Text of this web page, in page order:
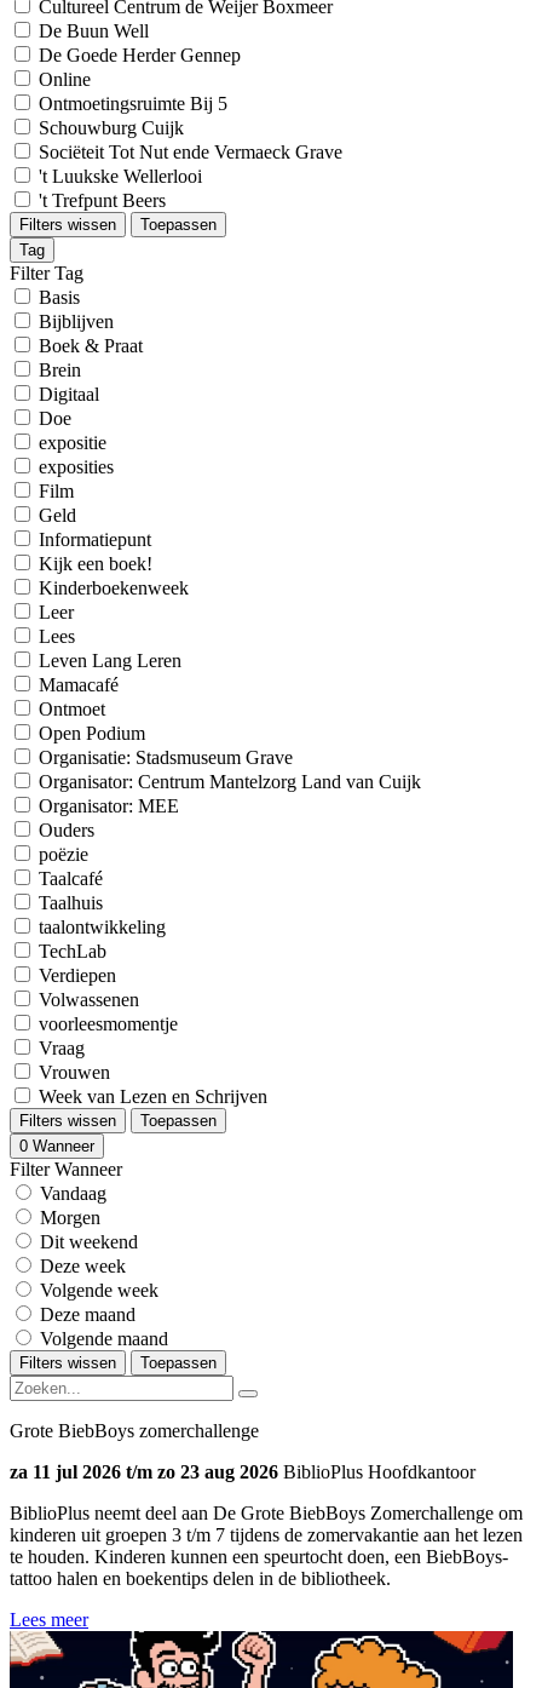
Cultureel Centrum de Weijer Boxmeer
De Buun Well
De Goede Herder Gennep
Online
Ontmoetingsruimte Bij 5
Schouwburg Cuijk
Sociëteit Tot Nut ende Vermaeck Grave
't Luukske Wellerlooi
't Trefpunt Beers
Filters wissen
Toepassen
Tag
Filter Tag
Basis
Bijblijven
Boek & Praat
Brein
Digitaal
Doe
expositie
exposities
Film
Geld
Informatiepunt
Kijk een boek!
Kinderboekenweek
Leer
Lees
Leven Lang Leren
Mamacafé
Ontmoet
Open Podium
Organisatie: Stadsmuseum Grave
Organisator: Centrum Mantelzorg Land van Cuijk
Organisator: MEE
Ouders
poëzie
Taalcafé
Taalhuis
taalontwikkeling
TechLab
Verdiepen
Volwassenen
voorleesmomentje
Vraag
Vrouwen
Week van Lezen en Schrijven
Filters wissen
Toepassen
0 Wanneer
Filter Wanneer
Vandaag
Morgen
Dit weekend
Deze week
Volgende week
Deze maand
Volgende maand
Filters wissen Toepassen
Grote BiebBoys zomerchallenge
za 11 jul 2026 t/m zo 23 aug 2026 BiblioPlus Hoofdkantoor
BiblioPlus neemt deel aan De Grote BiebBoys Zomerchallenge om
kinderen uit groepen 3 t/m 7 tijdens de zomervakantie aan het lezen
te houden. Kinderen kunnen een speurtocht doen, een BiebBoys-
tattoo halen en boekentips delen in de bibliotheek.
Lees meer